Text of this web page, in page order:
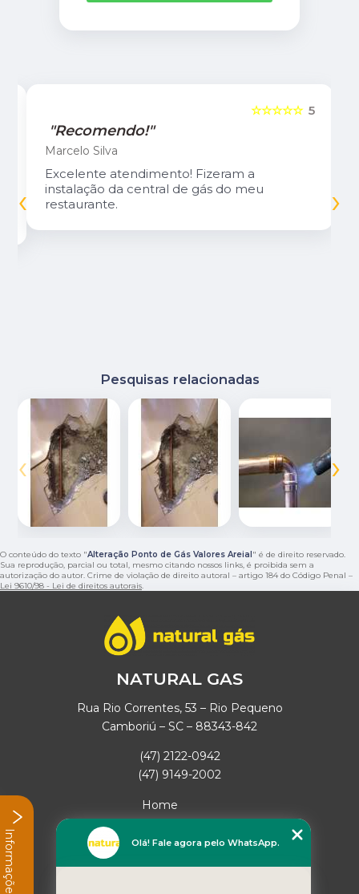
5
☆☆☆☆☆
"Recomendo!"
Marcelo Silva
Excelente atendimento! Fizeram a
instalação da central de gás do meu
restaurante.
‹ ›
Pesquisas relacionadas
‹ ›
O conteúdo do texto "Alteração Ponto de Gás Valores Areial" é de direito reservado.
Sua reprodução, parcial ou total, mesmo citando nossos links, é proibida sem a
autorização do autor. Crime de violação de direito autoral – artigo 184 do Código Penal –
Lei 9610/98 - Lei de direitos autorais.
NATURAL GAS
Rua Rio Correntes, 53 – Rio Pequeno
Camboriú – SC – 88343-842
(47) 2122-0942
(47) 9149-2002
Home
Empresa
Missão
Olá! Fale agora pelo WhatsApp.
Informações